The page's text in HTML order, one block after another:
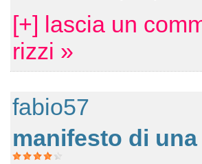
[+] lascia un
rizzi »
fabio57
manifesto di